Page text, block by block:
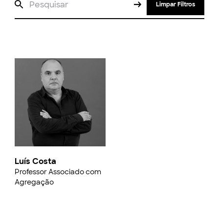
Limpar Filtros
Luís Costa
Professor Associado com
Agregação